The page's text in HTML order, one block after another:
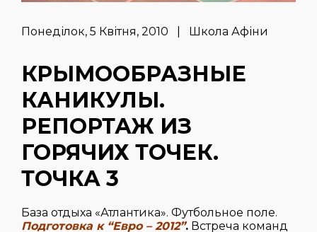
Понеділок, 5 Квітня, 2010 | Школа Афіни
КРЫМООБРАЗНЫЕ
КАНИКУЛЫ.
РЕПОРТАЖ ИЗ
ГОРЯЧИХ ТОЧЕК.
ТОЧКА 3
База отдыха «Атлантика». Футбольное поле.
Подготовка к “Евро – 2012”. Встреча команд